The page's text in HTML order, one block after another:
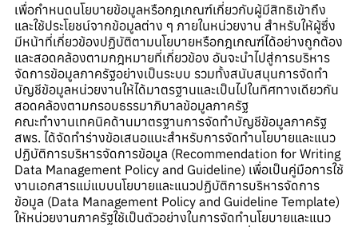
เพื่อกำหนดนโยบายข้อมูลหรือกฎเกณฑ์เกี่ยวกับผู้มีสิทธิเข้าถึง
และใช้ประโยชน์จากข้อมูลต่าง ๆ ภายในหน่วยงาน สำหรับให้ผู้ซึ่ง
มีหน้าที่เกี่ยวข้องปฏิบัติตามนโยบายหรือกฎเกณฑ์ได้อย่างถูกต้อง
และสอดคล้องตามกฎหมายที่เกี่ยวข้อง อันจะนำไปสู่การบริหาร
จัดการข้อมูลภาครัฐอย่างเป็นระบบ รวมทั้งสนับสนุนการจัดทำ
บัญชีข้อมูลหน่วยงานให้ได้มาตรฐานและเป็นไปในทิศทางเดียวกัน
สอดคล้องตามกรอบธรรมาภิบาลข้อมูลภาครัฐ
คณะทำงานเทคนิคด้านมาตรฐานการจัดทำบัญชีข้อมูลภาครัฐ
สพร. ได้จัดทำร่างข้อเสนอแนะสำหรับการจัดทำนโยบายและแนว
ปฏิบัติการบริหารจัดการข้อมูล (Recommendation for Writing
Data Management Policy and Guideline) เพื่อเป็นคู่มือการใช้
งานเอกสารแม่แบบนโยบายและแนวปฏิบัติการบริหารจัดการ
ข้อมูล (Data Management Policy and Guideline Template)
ให้หน่วยงานภาครัฐใช้เป็นตัวอย่างในการจัดทำนโยบายและแนว